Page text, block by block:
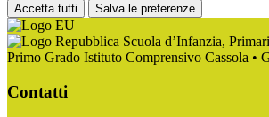
Accetta tutti Salva le preferenze
Scuola d’Infanzia,
Primo Grado Istituto Comprensivo Cassola •
Contatti